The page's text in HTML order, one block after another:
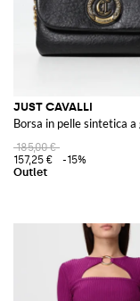
JUST CAVALLI
Borsa in pelle sintetica a
185,00 €
157,25 €
-15%